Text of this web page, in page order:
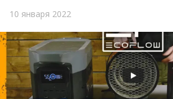
10 января 2022